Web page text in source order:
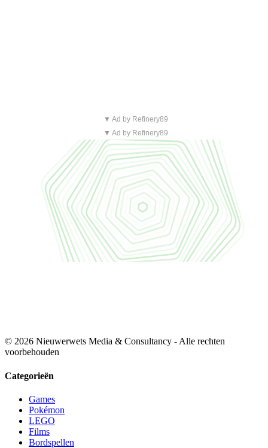
▼ Ad by Refinery89
▼ Ad by Refinery89
© 2026 Nieuwerwets Media & Consultancy - Alle rechten
voorbehouden
Categorieën
Games
Pokémon
LEGO
Films
Bordspellen